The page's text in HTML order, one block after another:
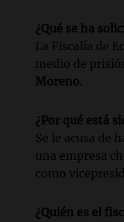
¿Qué se ha
La Fiscalía de
medio de
Moreno.
¿Por qué está
Se le acusa de
una empresa
como
¿Quién es el